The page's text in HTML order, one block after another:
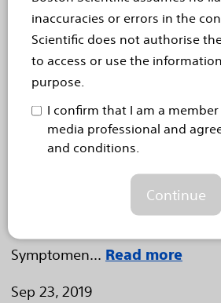
inaccuracies or errors in the
Scientific does not authorise
to access or use the
purpose.
I confirm that I am a
media professional and
and conditions.
Continue
begrenzte Markteinführung in
Alle Ausführungen des Vercise
MRT-tauglich, verfügen über
und dienen zur Behandlung von
Symptomen, essentiellem Tremor
System wirkt durch die präzise
Stimulation im Gehirn, um eine
Symptomlinderung zu erzielen.
kann die Verabreichung einer
Stimulation an der richtigen
Symptomen... Read more
Sep 23, 2019